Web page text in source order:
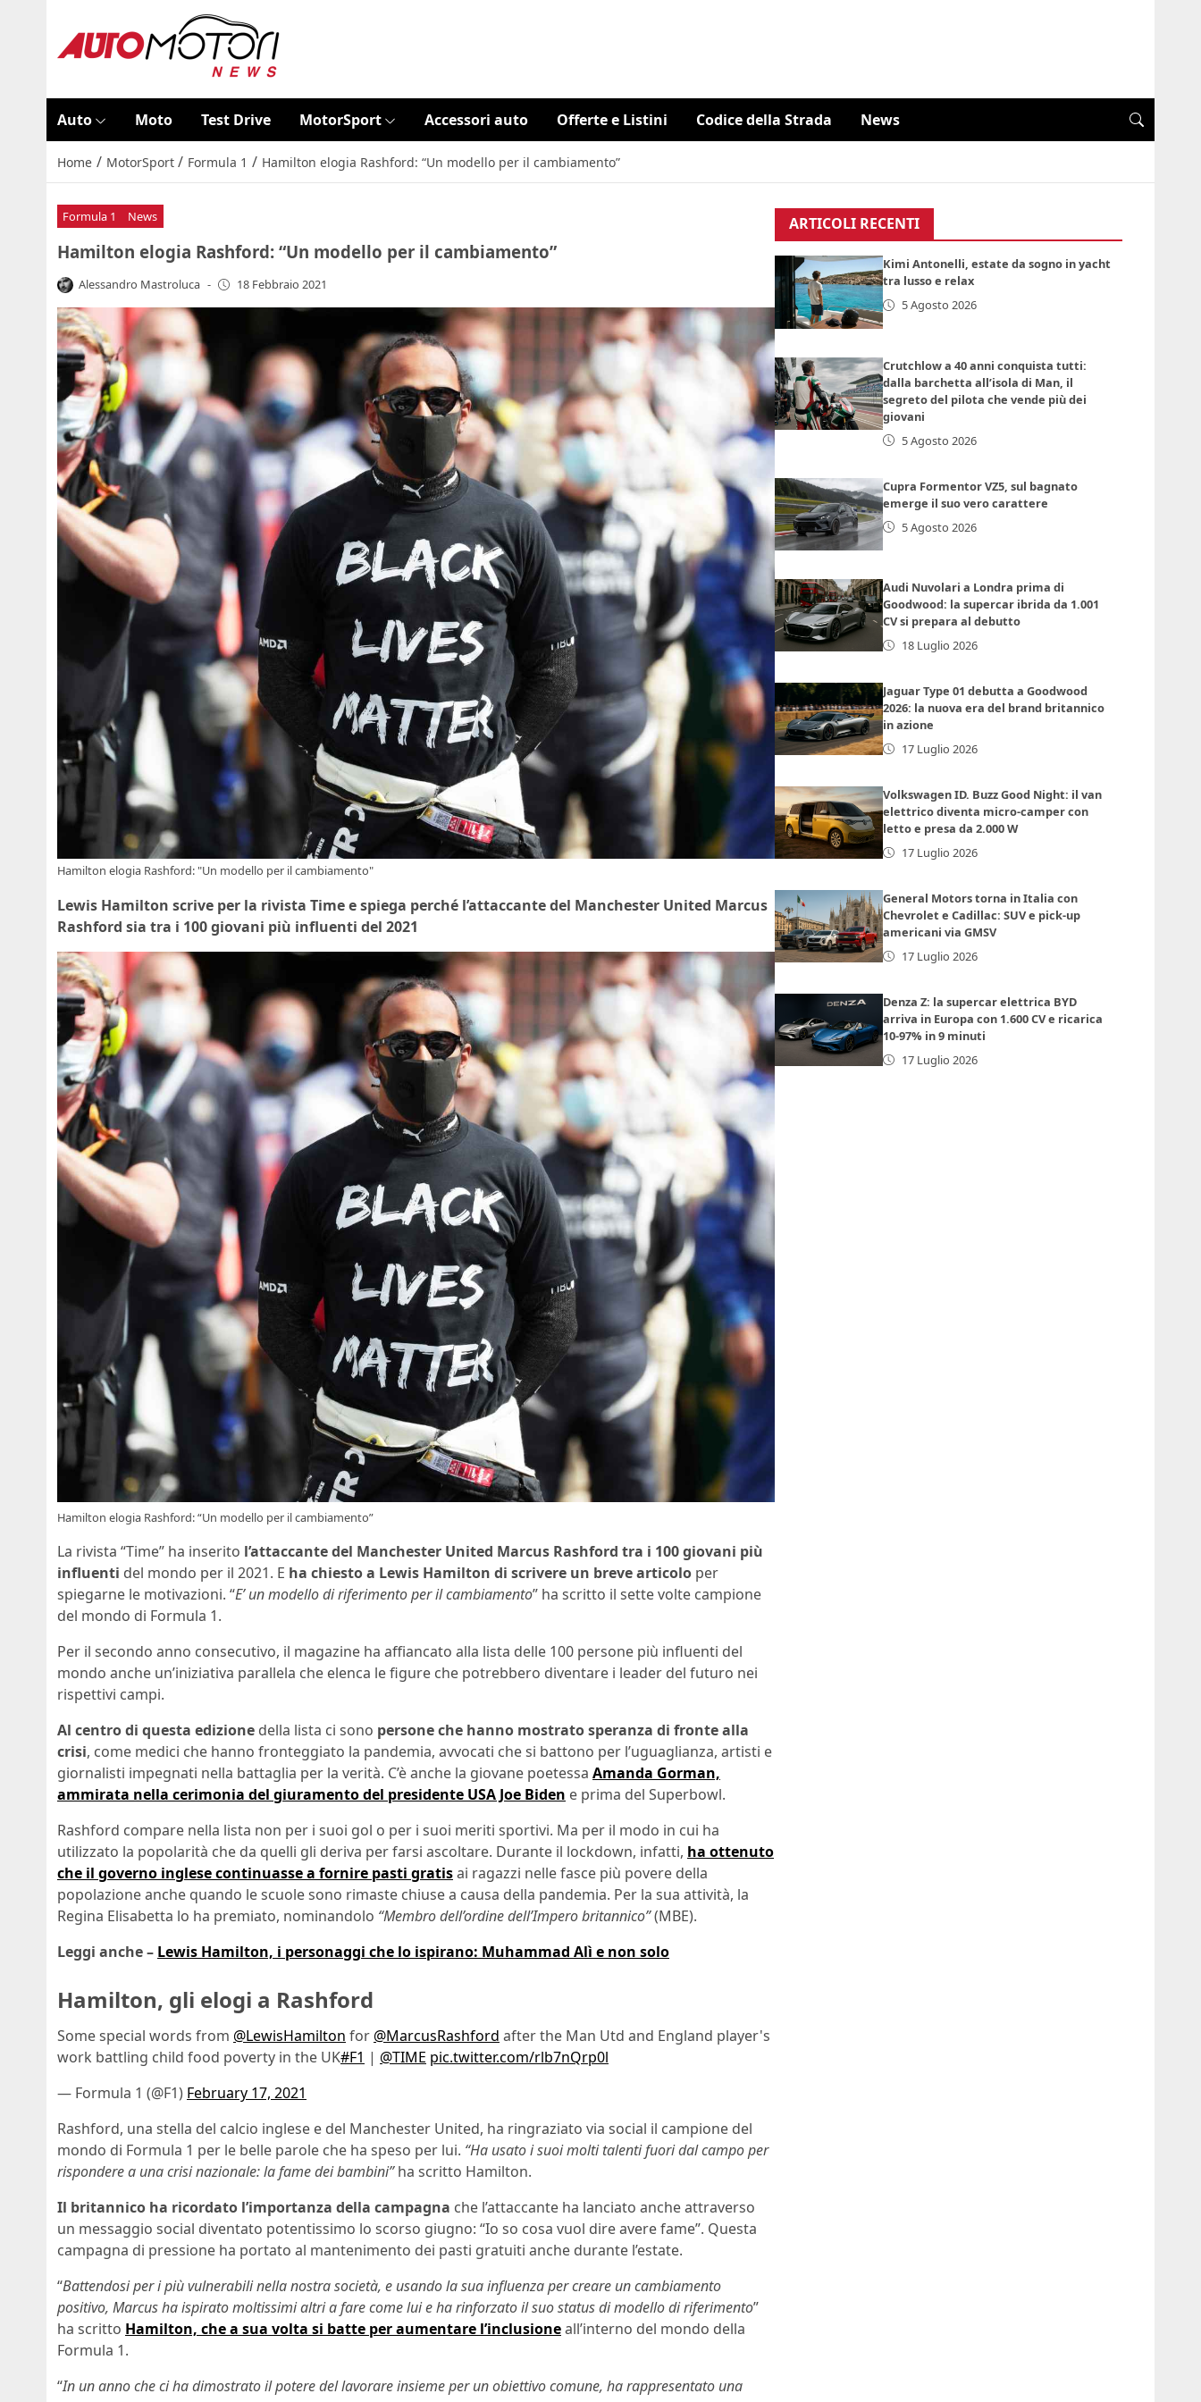
Auto Moto Test Drive MotorSport Accessori auto Offerte e Listini Codice della Strada News
Home / MotorSport / Formula 1 / Hamilton elogia Rashford: “Un modello per il cambiamento”
Formula 1 News
Hamilton elogia Rashford: “Un modello per il cambiamento”
Alessandro Mastroluca - 18 Febbraio 2021
Hamilton elogia Rashford: "Un modello per il cambiamento"
Lewis Hamilton scrive per la rivista Time e spiega perché l’attaccante del Manchester United Marcus
Rashford sia tra i 100 giovani più influenti del 2021
Hamilton elogia Rashford: “Un modello per il cambiamento”
La rivista “Time” ha inserito l’attaccante del Manchester United Marcus Rashford tra i 100 giovani più
influenti del mondo per il 2021. E ha chiesto a Lewis Hamilton di scrivere un breve articolo per
spiegarne le motivazioni. “E’ un modello di riferimento per il cambiamento” ha scritto il sette volte campione
del mondo di Formula 1.
Per il secondo anno consecutivo, il magazine ha affiancato alla lista delle 100 persone più influenti del
mondo anche un’iniziativa parallela che elenca le figure che potrebbero diventare i leader del futuro nei
rispettivi campi.
Al centro di questa edizione della lista ci sono persone che hanno mostrato speranza di fronte alla
crisi, come medici che hanno fronteggiato la pandemia, avvocati che si battono per l’uguaglianza, artisti e
giornalisti impegnati nella battaglia per la verità. C’è anche la giovane poetessa Amanda Gorman,
ammirata nella cerimonia del giuramento del presidente USA Joe Biden e prima del Superbowl.
Rashford compare nella lista non per i suoi gol o per i suoi meriti sportivi. Ma per il modo in cui ha
utilizzato la popolarità che da quelli gli deriva per farsi ascoltare. Durante il lockdown, infatti, ha ottenuto
che il governo inglese continuasse a fornire pasti gratisai ragazzi nelle fasce più povere della
popolazione anche quando le scuole sono rimaste chiuse a causa della pandemia. Per la sua attività, la
Regina Elisabetta lo ha premiato, nominandolo “Membro dell’ordine dell’Impero britannico”(MBE).
Leggi anche – Lewis Hamilton, i personaggi che lo ispirano: Muhammad Alì e non solo
Hamilton, gli elogi a Rashford
Some special words from @LewisHamilton for @MarcusRashford after the Man Utd and England player's
work battling child food poverty in the UK#F1 | @TIME pic.twitter.com/rlb7nQrp0l
— Formula 1 (@F1) February 17, 2021
Rashford, una stella del calcio inglese e del Manchester United, ha ringraziato via social il campione del
mondo di Formula 1 per le belle parole che ha speso per lui. “Ha usato i suoi molti talenti fuori dal campo per
rispondere a una crisi nazionale: la fame dei bambini”ha scritto Hamilton.
Il britannico ha ricordato l’importanza della campagna che l’attaccante ha lanciato anche attraverso
un messaggio social diventato potentissimo lo scorso giugno: “Io so cosa vuol dire avere fame”. Questa
campagna di pressione ha portato al mantenimento dei pasti gratuiti anche durante l’estate.
“Battendosi per i più vulnerabili nella nostra società, e usando la sua influenza per creare un cambiamento
positivo, Marcus ha ispirato moltissimi altri a fare come lui e ha rinforzato il suo status di modello di riferimento”
ha scritto Hamilton, che a sua volta si batte per aumentare l’inclusioneall’interno del mondo della
Formula 1.
“In un anno che ci ha dimostrato il potere del lavorare insieme per un obiettivo comune, ha rappresentato una
ARTICOLI RECENTI
Kimi Antonelli, estate da sogno in yacht
tra lusso e relax
5 Agosto 2026
Crutchlow a 40 anni conquista tutti:
dalla barchetta all’isola di Man, il
segreto del pilota che vende più dei
giovani
5 Agosto 2026
Cupra Formentor VZ5, sul bagnato
emerge il suo vero carattere
5 Agosto 2026
Audi Nuvolari a Londra prima di
Goodwood: la supercar ibrida da 1.001
CV si prepara al debutto
18 Luglio 2026
Jaguar Type 01 debutta a Goodwood
2026: la nuova era del brand britannico
in azione
17 Luglio 2026
Volkswagen ID. Buzz Good Night: il van
elettrico diventa micro-camper con
letto e presa da 2.000 W
17 Luglio 2026
General Motors torna in Italia con
Chevrolet e Cadillac: SUV e pick-up
americani via GMSV
17 Luglio 2026
Denza Z: la supercar elettrica BYD
arriva in Europa con 1.600 CV e ricarica
10-97% in 9 minuti
17 Luglio 2026